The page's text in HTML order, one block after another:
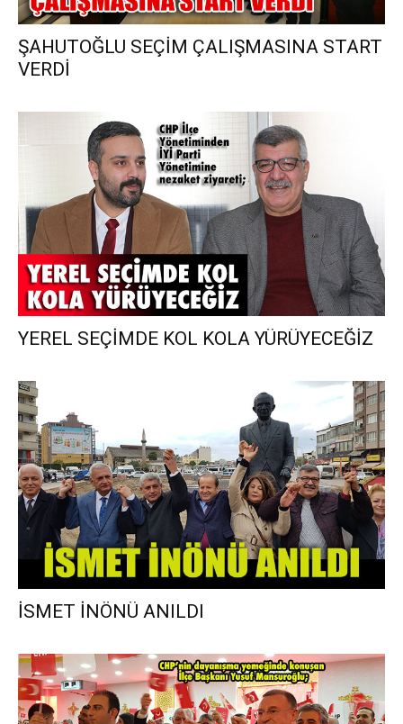
ŞAHUTOĞLU SEÇİM ÇALIŞMASINA START
VERDİ
YEREL SEÇİMDE KOL KOLA YÜRÜYECEĞİZ
İSMET İNÖNÜ ANILDI